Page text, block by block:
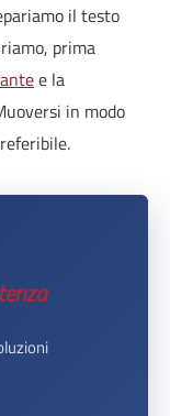
il testo
prima
e la
in modo